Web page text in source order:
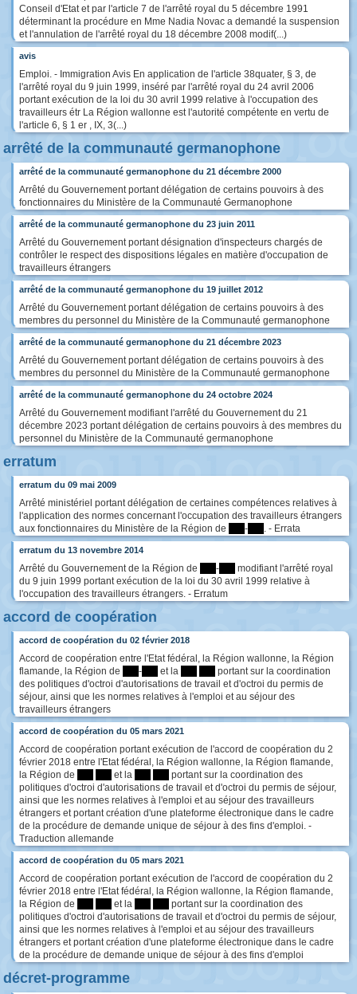
Conseil d'Etat et par l'article 7 de l'arrêté royal du 5 décembre 1991
déterminant la procédure en Mme Nadia Novac a demandé la suspension
et l'annulation de l'arrêté royal du 18 décembre 2008 modif(...)
avis
Emploi. - Immigration Avis En application de l'article 38quater, § 3, de
l'arrêté royal du 9 juin 1999, inséré par l'arrêté royal du 24 avril 2006
portant exécution de la loi du 30 avril 1999 relative à l'occupation des
travailleurs étr La Région wallonne est l'autorité compétente en vertu de
l'article 6, § 1 er , IX, 3(...)
arrêté de la communauté germanophone
arrêté de la communauté germanophone du 21 décembre 2000
Arrêté du Gouvernement portant délégation de certains pouvoirs à des
fonctionnaires du Ministère de la Communauté Germanophone
arrêté de la communauté germanophone du 23 juin 2011
Arrêté du Gouvernement portant désignation d'inspecteurs chargés de
contrôler le respect des dispositions légales en matière d'occupation de
travailleurs étrangers
arrêté de la communauté germanophone du 19 juillet 2012
Arrêté du Gouvernement portant délégation de certains pouvoirs à des
membres du personnel du Ministère de la Communauté germanophone
arrêté de la communauté germanophone du 21 décembre 2023
Arrêté du Gouvernement portant délégation de certains pouvoirs à des
membres du personnel du Ministère de la Communauté germanophone
arrêté de la communauté germanophone du 24 octobre 2024
Arrêté du Gouvernement modifiant l'arrêté du Gouvernement du 21
décembre 2023 portant délégation de certains pouvoirs à des membres du
personnel du Ministère de la Communauté germanophone
erratum
erratum du 09 mai 2009
Arrêté ministériel portant délégation de certaines compétences relatives à
l'application des normes concernant l'occupation des travailleurs étrangers
aux fonctionnaires du Ministère de la Région de
- . - Errata
erratum du 13 novembre 2014
Arrêté du Gouvernement de la Région de -
modifiant l'arrêté royal
du 9 juin 1999 portant exécution de la loi du 30 avril 1999 relative à
l'occupation des travailleurs étrangers. - Erratum
accord de coopération
accord de coopération du 02 février 2018
Accord de coopération entre l'Etat fédéral, la Région wallonne, la Région
flamande, la Région de
- et la
portant sur la coordination
des politiques d'octroi d'autorisations de travail et d'octroi du permis de
séjour, ainsi que les normes relatives à l'emploi et au séjour des
travailleurs étrangers
accord de coopération du 05 mars 2021
Accord de coopération portant exécution de l'accord de coopération du 2
février 2018 entre l'Etat fédéral, la Région wallonne, la Région flamande,
la Région de
et la
portant sur la coordination des
politiques d'octroi d'autorisations de travail et d'octroi du permis de séjour,
ainsi que les normes relatives à l'emploi et au séjour des travailleurs
étrangers et portant création d'une plateforme électronique dans le cadre
de la procédure de demande unique de séjour à des fins d'emploi. -
Traduction allemande
accord de coopération du 05 mars 2021
Accord de coopération portant exécution de l'accord de coopération du 2
février 2018 entre l'Etat fédéral, la Région wallonne, la Région flamande,
la Région de
et la
portant sur la coordination des
politiques d'octroi d'autorisations de travail et d'octroi du permis de séjour,
ainsi que les normes relatives à l'emploi et au séjour des travailleurs
étrangers et portant création d'une plateforme électronique dans le cadre
de la procédure de demande unique de séjour à des fins d'emploi
décret-programme